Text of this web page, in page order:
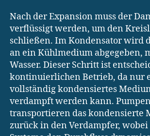
Nach der Expansion muss der
verflüssigt werden, um den
schließen. Im Kondensator wird
an ein Kühlmedium abgegeben,
Wasser. Dieser Schritt ist
kontinuierlichen Betrieb, da nur
vollständig kondensiertes
verdampft werden kann.
transportieren das kondensierte
zurück in den Verdampfer,